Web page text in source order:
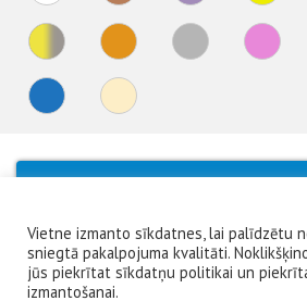
Vietne izmanto sīkdatnes, lai palīdzētu
sniegtā pakalpojuma kvalitāti.
jūs piekrītat sīkdatņu politikai un
izmantošanai.